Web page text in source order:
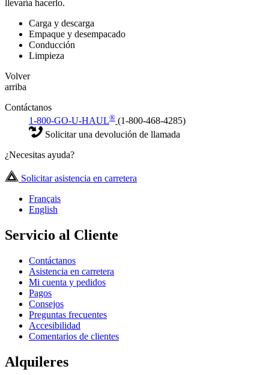
llevaría hacerlo.
Carga y descarga
Empaque y desempacado
Conducción
Limpieza
Volver
arriba
Contáctanos
1-800-GO-U-HAUL® (1-800-468-4285)
Solicitar una devolución de llamada
¿Necesitas ayuda?
Solicitar asistencia en carretera
Français
English
Servicio al Cliente
Contáctanos
Asistencia en carretera
Mi cuenta y pedidos
Pagos
Consejos
Preguntas frecuentes
Accesibilidad
Comentarios de clientes
Alquileres